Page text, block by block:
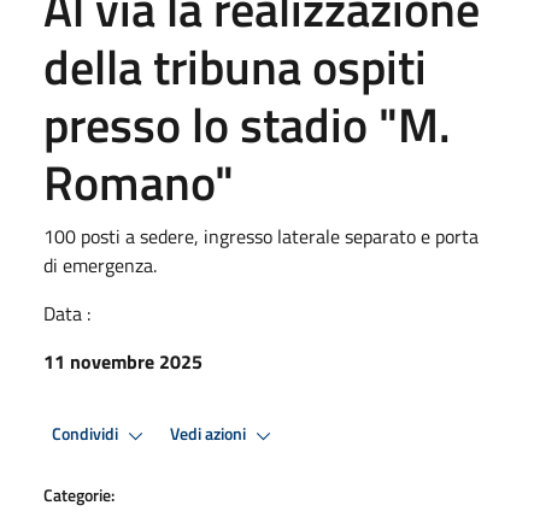
della tribuna ospiti
presso lo stadio "M.
Romano"
100 posti a sedere, ingresso laterale separato e porta
di emergenza.
Data :
11 novembre 2025
Condividi Vedi azioni
Categorie: